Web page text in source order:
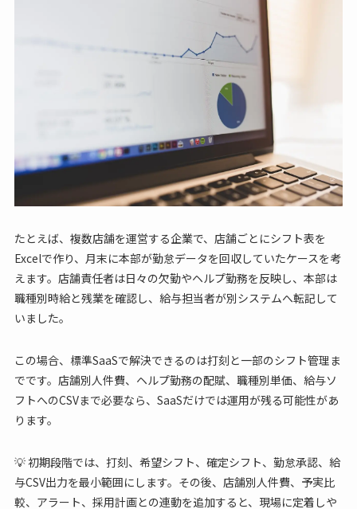
たとえば、複数店舗を運営する企業で、店舗ごとにシフト表を
Excelで作り、月末に本部が勤怠データを回収していたケースを考
えます。店舗責任者は日々の欠勤やヘルプ勤務を反映し、本部は
職種別時給と残業を確認し、給与担当者が別システムへ転記して
いました。
この場合、標準SaaSで解決できるのは打刻と一部のシフト管理ま
でです。店舗別人件費、ヘルプ勤務の配賦、職種別単価、給与ソ
フトへのCSVまで必要なら、SaaSだけでは運用が残る可能性があ
ります。
💡 初期段階では、打刻、希望シフト、確定シフト、勤怠承認、給
与CSV出力を最小範囲にします。その後、店舗別人件費、予実比
較、アラート、採用計画との連動を追加すると、現場に定着しや